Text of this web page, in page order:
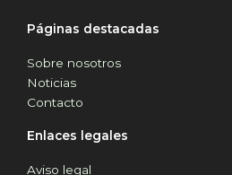
Páginas destacadas
Sobre nosotros
Noticias
Contacto
Enlaces legales
Aviso legal